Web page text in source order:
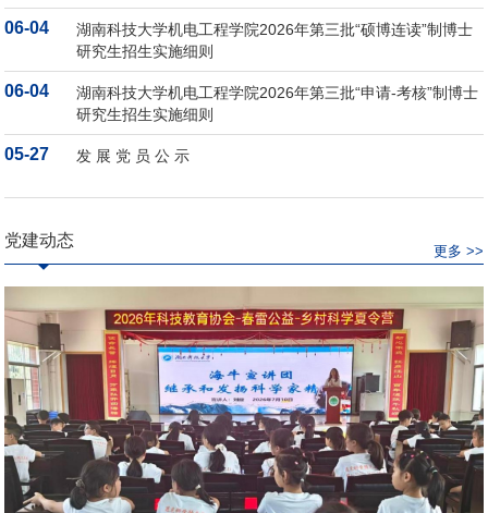
06-04
湖南科技大学机电工程学院2026年第三批“硕博连读”制博士
研究生招生实施细则
06-04
湖南科技大学机电工程学院2026年第三批“申请-考核”制博士
研究生招生实施细则
05-27 发 展 党 员 公 示
更多 >>
党建动态